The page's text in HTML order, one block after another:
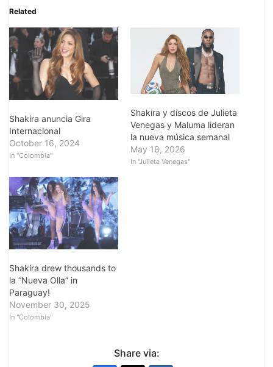
Related
Shakira anuncia Gira
Internacional
October 16, 2024
In "Colombia"
Shakira y discos de Julieta
Venegas y Maluma lideran
la nueva música semanal
May 18, 2026
In "Julieta Venegas"
Shakira drew thousands to
la “Nueva Olla” in
Paraguay!
November 30, 2025
In "Colombia"
Share via: